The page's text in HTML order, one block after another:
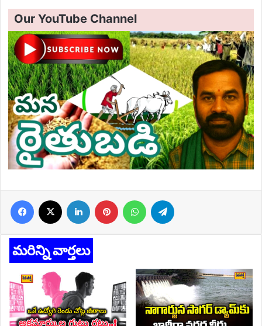
Our YouTube Channel
Facebook LinkedIn Pinterest WhatsApp
మరిన్ని వార్తలు